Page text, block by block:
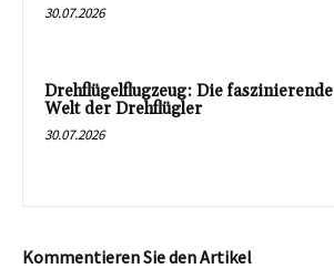
30.07.2026
Drehflügelflugzeug: Die faszinierende
Welt der Drehflügler
30.07.2026
Kommentieren Sie den Artikel